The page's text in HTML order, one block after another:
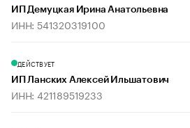
ИП Демуцкая Ирина Анатольевна
ИНН: 541320319100
ДЕЙСТВУЕТ
ИП Ланских Алексей Ильшатович
ИНН: 421189519233